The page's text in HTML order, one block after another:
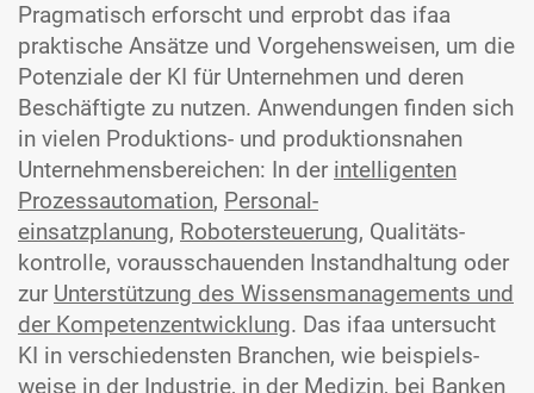
Pragmatisch erforscht und erprobt das ifaa
praktische Ansätze und Vorgehens­weisen, um die
Potenziale der KI für Unternehmen und deren
Beschäftigte zu nutzen. Anwendungen finden sich
in vielen Produktions- und produktions­nahen
Unter­nehmens­bereichen: In der intelligenten
Prozessautomation, Personal­
einsatzplanung, Robotersteuerung, Qualitäts­
kontrolle, voraus­schauenden Instand­haltung oder
zur Unterstützung des Wissensmanagements und
der Kompetenzentwicklung. Das ifaa untersucht
KI in verschie­densten Branchen, wie beispiels­
weise in der Industrie, in der Medizin, bei Banken